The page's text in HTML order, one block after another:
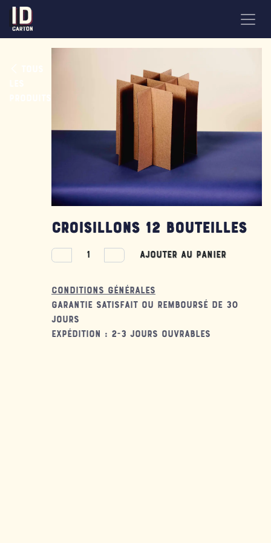
Se rendre au contenu
Croisillons 12 Bouteilles
Ajouter au panier
Conditions générales
Garantie satisfait ou remboursé de 30
jours
Expédition : 2-3 jours ouvrables